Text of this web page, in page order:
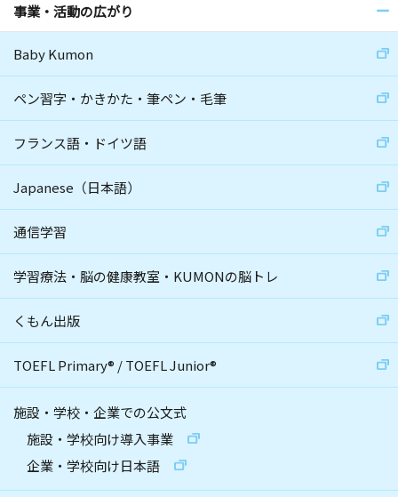
事業・活動の広がり
Baby Kumon
ペン習字・かきかた・筆ペン・毛筆
フランス語・ドイツ語
Japanese（日本語）
通信学習
学習療法・脳の健康教室・KUMONの脳トレ
くもん出版
TOEFL Primary® /TOEFL Junior®
施設・学校・企業での公文式
施設・学校向け導入事業
企業・学校向け日本語